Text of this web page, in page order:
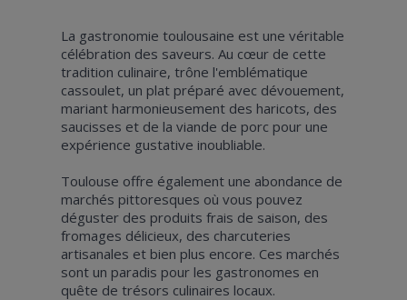
La gastronomie toulousaine est une véritable
célébration des saveurs. Au cœur de cette
tradition culinaire, trône l'emblématique
cassoulet, un plat préparé avec dévouement,
mariant harmonieusement des haricots, des
saucisses et de la viande de porc pour une
expérience gustative inoubliable.
Toulouse offre également une abondance de
marchés pittoresques où vous pouvez
déguster des produits frais de saison, des
fromages délicieux, des charcuteries
artisanales et bien plus encore. Ces marchés
sont un paradis pour les gastronomes en
quête de trésors culinaires locaux.